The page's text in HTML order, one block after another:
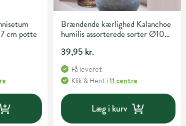
cm potte
Brændende kærlighed Kalanchoe
humilis assorterede sorter Ø10
39,95 kr.
Få leveret
Klik & Hent i 11 centre
Læg i kurv